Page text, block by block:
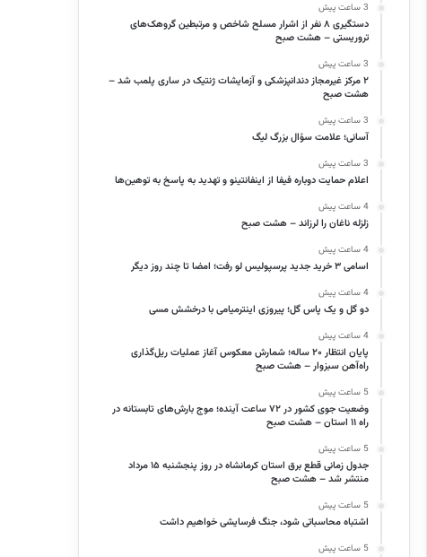
3 ساعت پیش
دستگیری ۸ نفر از اشرار مسلح شاخص و مرتبطین گروهک‌های
تروریستی – هشت صبح
3 ساعت پیش
۲ مرکز غیرمجاز دندانپزشکی و آزمایشات ژنتیک در ساری پلمب شد –
هشت صبح
3 ساعت پیش
آسانی؛ علامت سؤال بزرگ لیگ
3 ساعت پیش
اعلام حمایت دوباره فیفا از اینفانتینو و تهدید به پاسخ به توهین‌ها
4 ساعت پیش
زلزله ناغان را لرزاند – هشت صبح
4 ساعت پیش
اسامی ۳ خرید جدید پرسپولیس لو رفت؛ امضا تا چند روز دیگر
4 ساعت پیش
دو گل و یک پاس گل؛ پیروزی اینترمیامی با درخشش مسی
4 ساعت پیش
پایان انتظار ۲۰ ساله؛ شمارش معکوس آغاز عملیات ریل‌گذاری
راه‌آهن سبزوار – هشت صبح
5 ساعت پیش
وضعیت جوی کشور در ۷۲ ساعت آینده؛ موج بارش‌های تابستانه در
راه ۱۱ استان – هشت صبح
5 ساعت پیش
جدول زمانی قطع برق استان کرمانشاه در روز پنجشنبه ۱۵ مرداد
منتشر شد – هشت صبح
5 ساعت پیش
اشتباه محاسباتی شود، جنگ فرسایشی خواهیم داشت
5 ساعت پیش